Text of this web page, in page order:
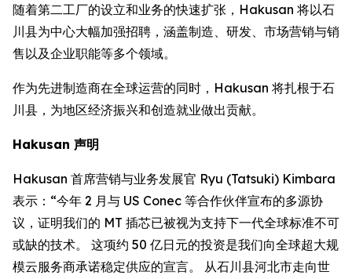
随着第二工厂的设立和业务的快速扩张，Hakusan 将以石
川县为中心大幅加强招聘，涵盖制造、研发、市场营销与销
售以及企业职能等多个领域。
作为先进制造商在全球运营的同时，Hakusan 将扎根于石
川县，为地区经济振兴和创造就业做出贡献。
Hakusan 声明
Hakusan 首席营销与业务发展官 Ryu (Tatsuki) Kimbara
表示：“今年 2 月与 US Conec 等合作伙伴宣布的多源协
议，证明我们的 MT 插芯已被视为支持下一代全球标准不可
或缺的技术。 这项约 50 亿日元的投资是我们向全球超大规
模云服务商承诺稳定供应的宣言。 从石川县河北市走向世